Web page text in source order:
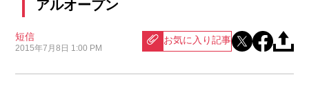
アルオープン
短信
2015年7月8日 1:00 PM
お気に入り記事